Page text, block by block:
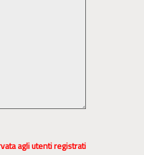
agli utenti registrati